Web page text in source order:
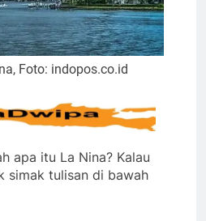
Foto: indopos.co.id
apa itu La Nina? Kalau
simak tulisan di bawah